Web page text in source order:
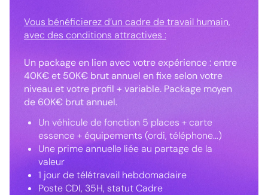
Vous bénéficierez d’un cadre de travail humain,
avec des conditions attractives :
Un package en lien avec votre expérience : entre
40K€ et 50K€ brut annuel en fixe selon votre
niveau et votre profil + variable. Package moyen
de 60K€ brut annuel.
Un véhicule de fonction 5 places + carte
essence + équipements (ordi, téléphone...)
Une prime annuelle liée au partage de la
valeur
1 jour de télétravail hebdomadaire
Poste CDI, 35H, statut Cadre